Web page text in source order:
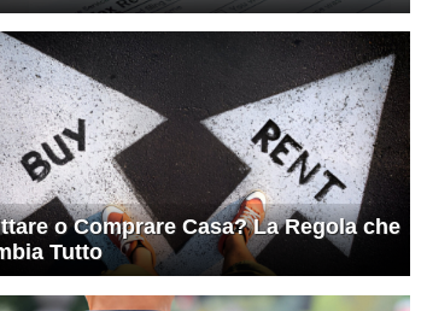
o Comprare Casa? La Regola che
Tutto